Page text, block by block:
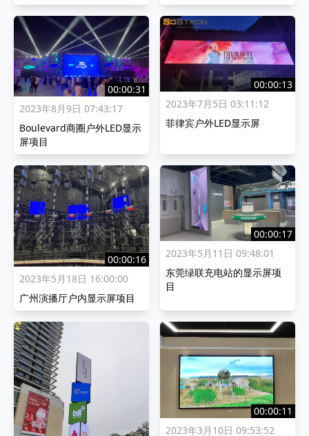
00:00:31
2023年8月9日 07:43:17
Boulevard商圈户外LED显示
屏项目
00:00:13
2023年7月5日 03:11:12
菲律宾户外LED显示屏
00:00:16
2023年5月18日 16:00:00
广州演播厅户内显示屏项目
00:00:17
2023年5月11日 09:48:01
东莞绿联充电站的显示屏项
目
00:00:11
2023年3月10日 09:53:52